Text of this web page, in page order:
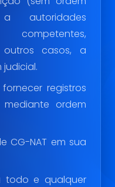
autoridades
outros casos, a
judicial.
registros
ordem
CG-NAT em sua
todo e qualquer